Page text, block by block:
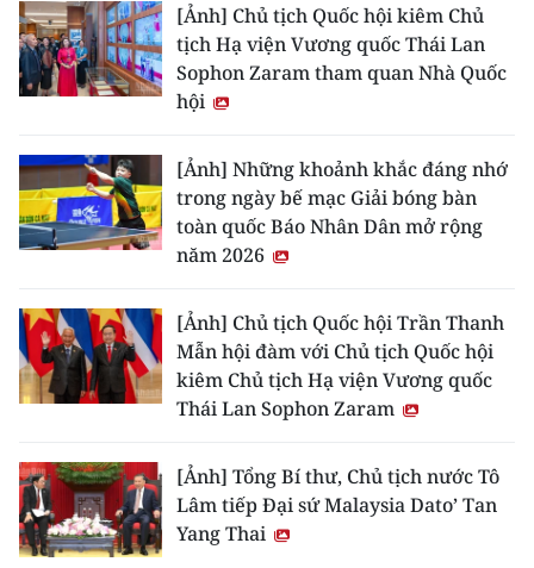
[Ảnh] Chủ tịch Quốc hội kiêm Chủ
tịch Hạ viện Vương quốc Thái Lan
Sophon Zaram tham quan Nhà Quốc
hội
[Ảnh] Những khoảnh khắc đáng nhớ
trong ngày bế mạc Giải bóng bàn
toàn quốc Báo Nhân Dân mở rộng
năm 2026
[Ảnh] Chủ tịch Quốc hội Trần Thanh
Mẫn hội đàm với Chủ tịch Quốc hội
kiêm Chủ tịch Hạ viện Vương quốc
Thái Lan Sophon Zaram
[Ảnh] Tổng Bí thư, Chủ tịch nước Tô
Lâm tiếp Đại sứ Malaysia Dato’ Tan
Yang Thai